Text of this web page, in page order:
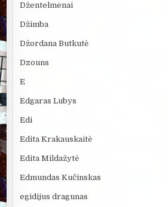
Džentelmenai
Džimba
Džordana Butkutė
Dzouns
E
Edgaras Lubys
Edi
Edita Krakauskaitė
Edita Mildažytė
Edmundas Kučinskas
egidijus dragunas